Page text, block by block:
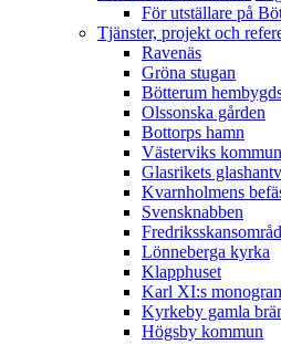
För utställare på
Tjänster, projekt och
Ravenäs
Gröna stugan
Bötterum
Olssonska gården
Bottorps hamn
Västerviks kommun
Glasrikets
Kvarnholmens
Svensknabben
Lönneberga kyrka
Klapphuset
Karl XI:s
Kyrkeby gamla
Högsby kommun